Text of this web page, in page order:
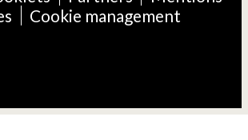
Cookie management